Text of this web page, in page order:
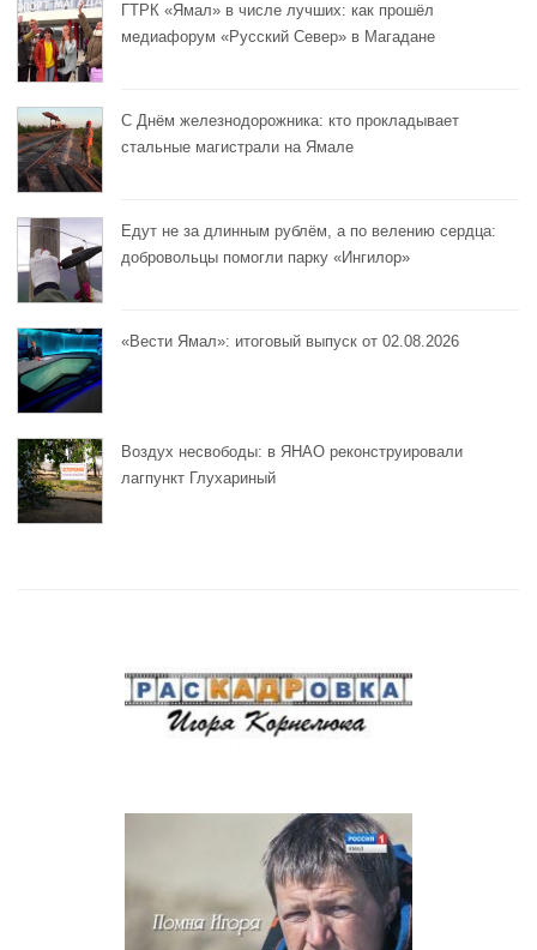
ГТРК «Ямал» в числе лучших: как прошёл
медиафорум «Русский Север» в Магадане
С Днём железнодорожника: кто прокладывает
стальные магистрали на Ямале
Едут не за длинным рублём, а по велению сердца:
добровольцы помогли парку «Ингилор»
«Вести Ямал»: итоговый выпуск от 02.08.2026
Воздух несвободы: в ЯНАО реконструировали
лагпункт Глухариный